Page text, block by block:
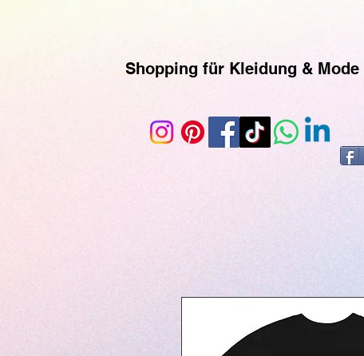
Shopping für Kleidung & Mode